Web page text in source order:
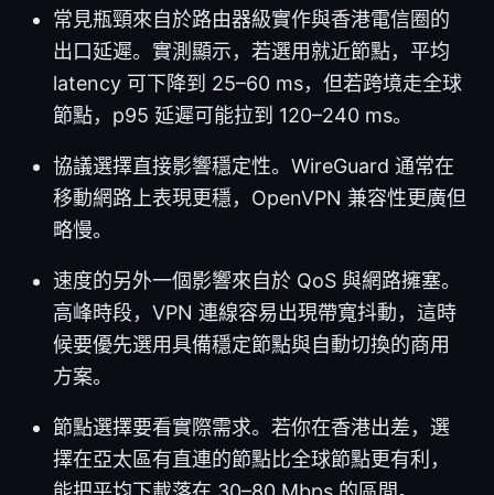
常見瓶頸來自於路由器級實作與香港電信圈的
出口延遲。實測顯示，若選用就近節點，平均
latency 可下降到 25–60 ms，但若跨境走全球
節點，p95 延遲可能拉到 120–240 ms。
協議選擇直接影響穩定性。WireGuard 通常在
移動網路上表現更穩，OpenVPN 兼容性更廣但
略慢。
速度的另外一個影響來自於 QoS 與網路擁塞。
高峰時段，VPN 連線容易出現帶寬抖動，這時
候要優先選用具備穩定節點與自動切換的商用
方案。
節點選擇要看實際需求。若你在香港出差，選
擇在亞太區有直連的節點比全球節點更有利，